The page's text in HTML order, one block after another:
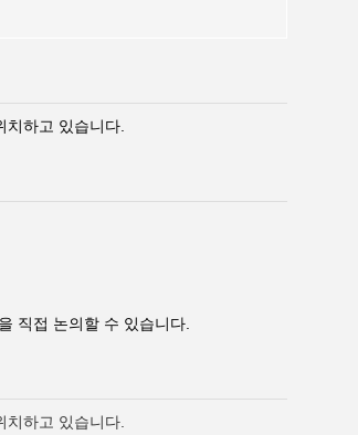
하고 있습니다.
직접 논의할 수 있습니다.
하고 있습니다.